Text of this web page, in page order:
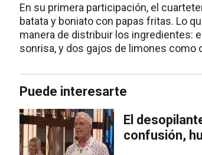
En su primera participación, el
batata y boniato con papas fritas. Lo
manera de distribuir los ingredientes:
sonrisa, y dos gajos de limones como
Puede interesarte
El
confusión,